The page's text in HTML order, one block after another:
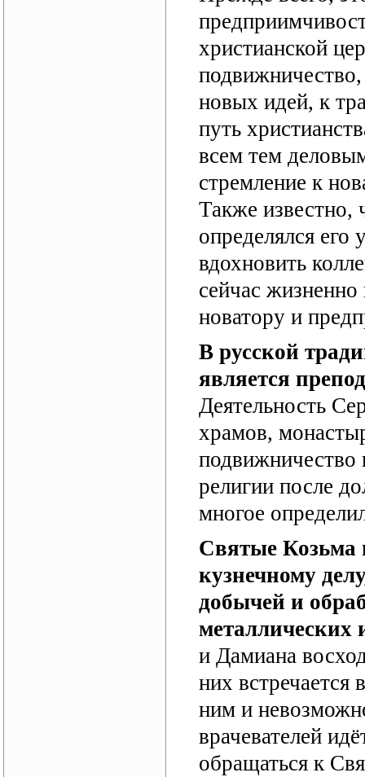
христианской
новых идей, к
путь
всем тем
стремление к
Также известно,
определялся его
вдохновить
сейчас
новатору и
В русской
является
Деятельность
храмов,
подвижничество
религии после
многое
Святые Козьма
кузнечному
добычей и
металлических
и Дамиана
них встречается
ним и
врачевателей
обращаться к